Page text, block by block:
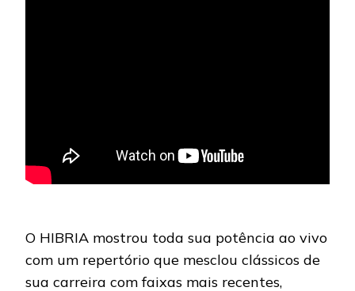
O HIBRIA mostrou toda sua potência ao vivo
com um repertório que mesclou clássicos de
sua carreira com faixas mais recentes,